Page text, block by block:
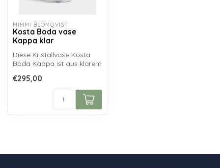
MIMMI BLOMQVIST
Kosta Boda vase
Kappa klar
Diese Kristallvase Kosta
Boda Kappa ist aus klarem
gefe...
€295,00